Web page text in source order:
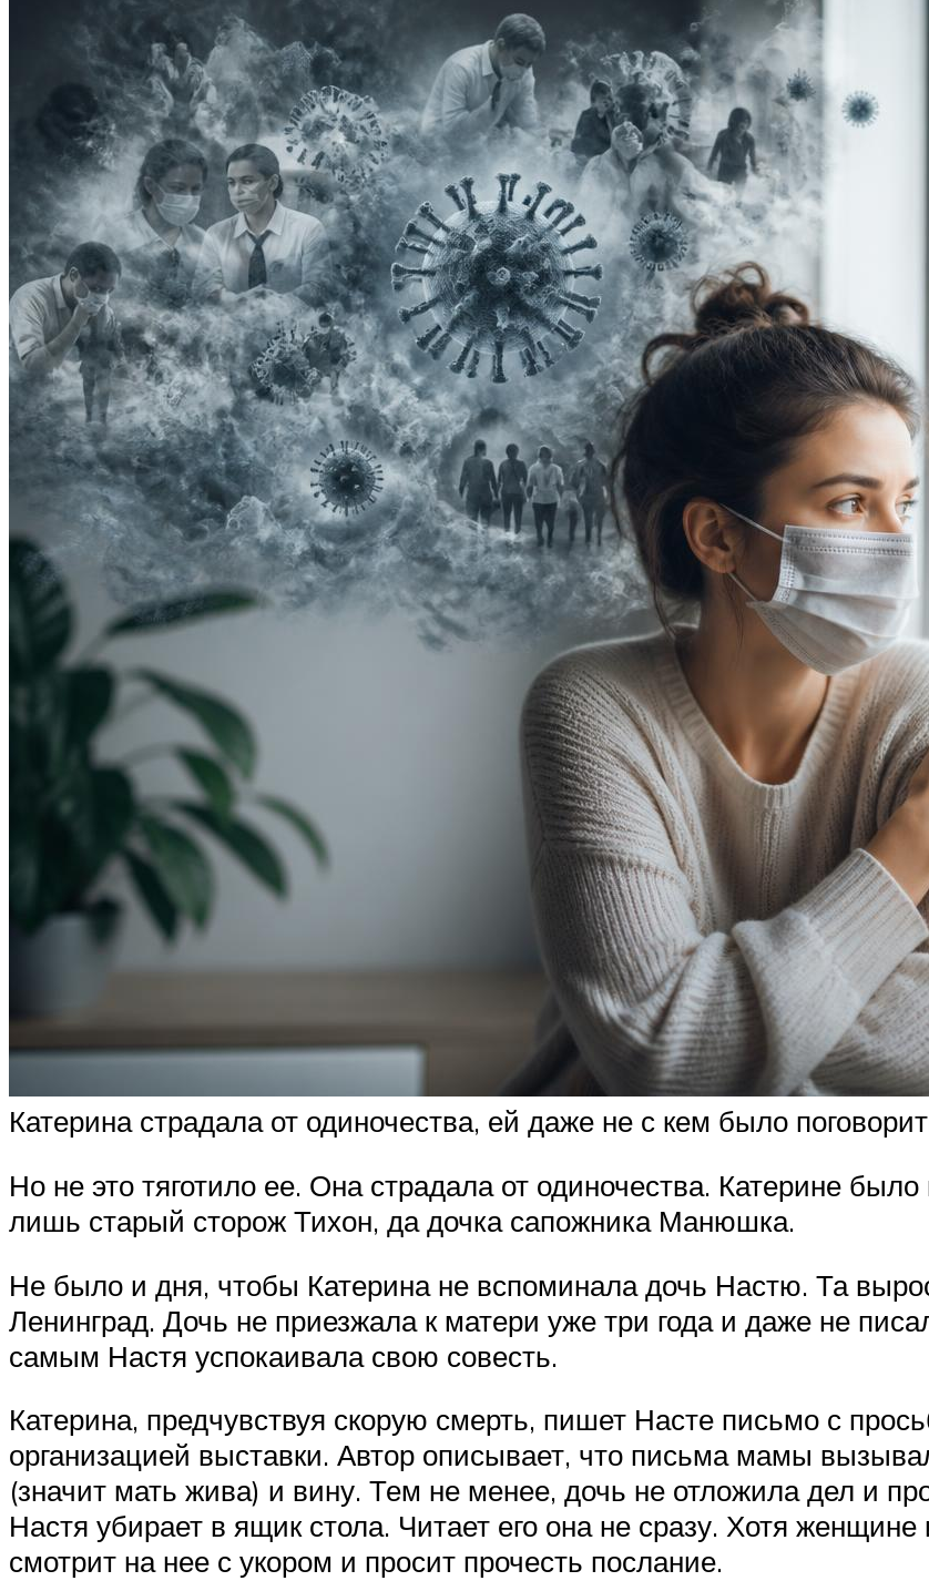
Катерина страдала от одиночества, ей даже не с кем было
Но не это тяготило ее. Она страдала от одиночества. Катерине
лишь старый сторож Тихон, да дочка сапожника Манюшка.
Не было и дня, чтобы Катерина не вспоминала дочь Настю. Та
Ленинград. Дочь не приезжала к матери уже три года и даже не
самым Настя успокаивала свою совесть.
Катерина, предчувствуя скорую смерть, пишет Насте письмо с
организацией выставки. Автор описывает, что письма мамы
(значит мать жива) и вину. Тем не менее, дочь не отложила дел и
Настя убирает в ящик стола. Читает его она не сразу. Хотя женщине
смотрит на нее с укором и просит прочесть послание.